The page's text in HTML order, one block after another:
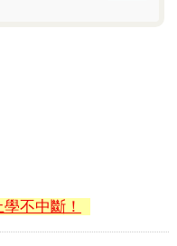
不中斷！